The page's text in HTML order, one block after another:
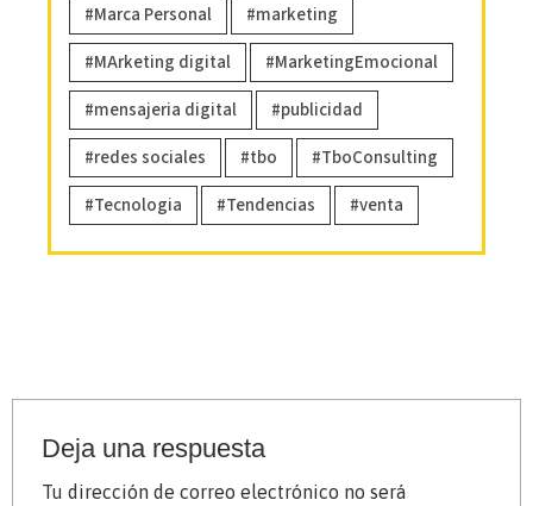
Marca Personal
marketing
MArketing digital
MarketingEmocional
mensajeria digital
publicidad
redes sociales
tbo
TboConsulting
Tecnologia
Tendencias venta
Deja una respuesta
Tu dirección de correo electrónico no será